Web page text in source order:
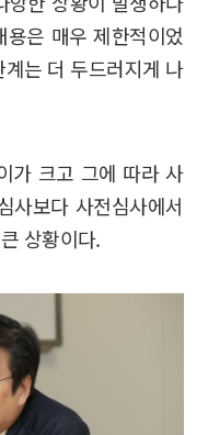
은 매우 제한적이었
는 더 두드러지게 나
가 크고 그에 따라 사
사보다 사전심사에서
상황이다.